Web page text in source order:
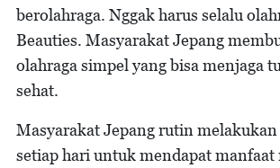
berolahraga. Nggak harus selalu
Beauties. Masyarakat Jepang
olahraga simpel yang bisa menjaga
sehat.
Masyarakat Jepang rutin
setiap hari untuk mendapat manfaat